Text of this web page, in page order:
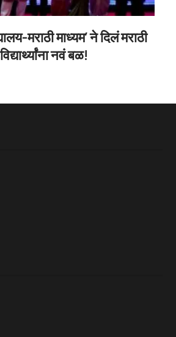
मराठी माध्यम’ ने दिलं मराठी
नवं बळ!